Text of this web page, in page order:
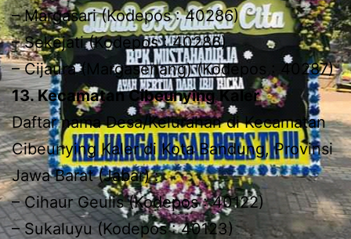
– Margasari (Kodepos : 40286)
– Sekejati (Kodepos : 40286)
– Cijaura (Margasenang) (Kodepos : 40287)
13. Kecamatan Cibeunying Kaler
Daftar nama Desa/Kelurahan di Kecamatan
Cibeunying Kaler di Kota Bandung, Provinsi
Jawa Barat (Jabar) :
– Cihaur Geulis (Kodepos : 40122)
– Sukaluyu (Kodepos : 40123)